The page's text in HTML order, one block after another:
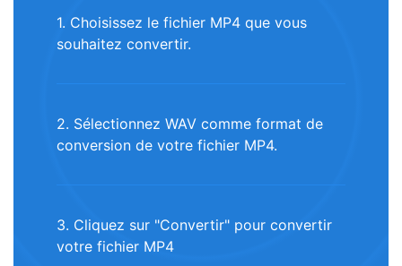
1. Choisissez le fichier MP4 que vous
souhaitez convertir.
2. Sélectionnez WAV comme format de
conversion de votre fichier MP4.
3. Cliquez sur "Convertir" pour convertir
votre fichier MP4